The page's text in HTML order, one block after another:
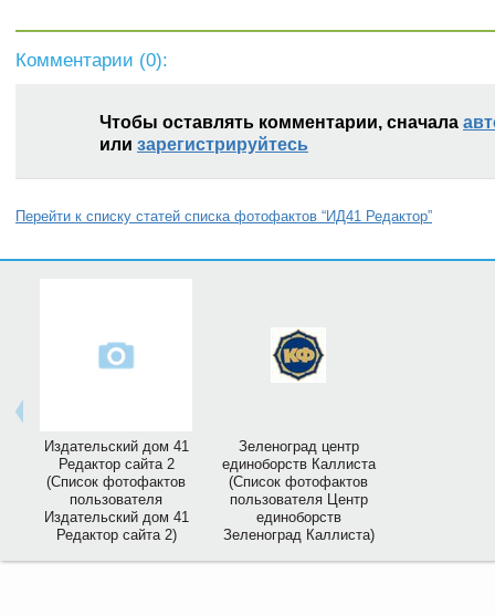
Комментарии (0):
Чтобы оставлять комментарии, сначала
или зарегистрируйтесь
Перейти к списку статей списка фотофактов “ИД41 Редактор”
Издательский дом 41
Редактор сайта 2
(Список фотофактов
пользователя
Издательский дом 41
Редактор сайта 2)
Зеленоград центр
единоборств Каллиста
(Список фотофактов
пользователя Центр
единоборств
Зеленоград Каллиста)